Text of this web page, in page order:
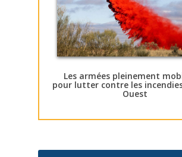
Les armées pleinement
pour lutter contre les
Ouest